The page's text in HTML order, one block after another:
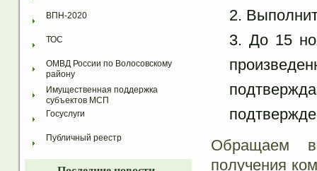
ВПН-2020
ТОС
ОМВД России по Волосовскому
району
Имущественная поддержка
субъектов МСП
Госуслуги
Публичный реестр
До 15
Обращаем
получения